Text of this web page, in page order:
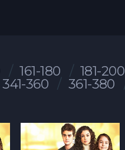
161-180 181-200
341-360 361-380